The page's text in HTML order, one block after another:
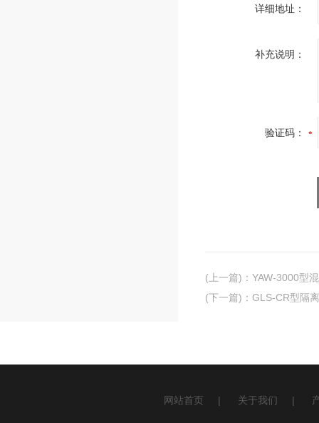
详细地址：
补充说明：
验证码：
(上一篇) ： YAW-3000型
(下一篇) ： GLS-CR型隔
网站首页 | 关于我们 |